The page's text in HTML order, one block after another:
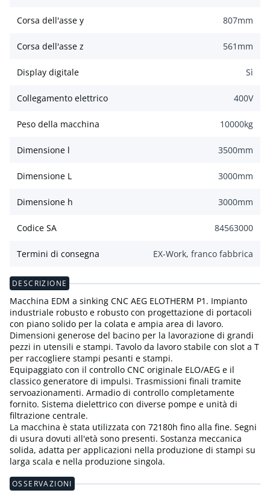
Corsa dell'asse y 807mm
Corsa dell'asse z 561 mm
Display digitale Sì
Collegamento elettrico 400V
Peso della macchina 10000kg
Dimensione l 3500mm
Dimensione L 3000mm
Dimensione h 3000mm
Codice SA 84563000
Termini di consegna EX-Work, franco fabbrica
DESCRIZIONE
Macchina EDM a sinking CNC AEG ELOTHERM P1. Impianto
industriale robusto e robusto con progettazione di portacoli
con piano solido per la colata e ampia area di lavoro.
Dimensioni generose del bacino per la lavorazione di grandi
pezzi in utensili e stampi. Tavolo da lavoro stabile con slot a T
per raccogliere stampi pesanti e stampi.
Equipaggiato con il controllo CNC originale ELO/AEG e il
classico generatore di impulsi. Trasmissioni finali tramite
servoazionamenti. Armadio di controllo completamente
fornito. Sistema dielettrico con diverse pompe e unità di
filtrazione centrale.
La macchina è stata utilizzata con 72180h fino alla fine. Segni
di usura dovuti all'età sono presenti. Sostanza meccanica
solida, adatta per applicazioni nella produzione di stampi su
larga scala e nella produzione singola.
OSSERVAZIONI